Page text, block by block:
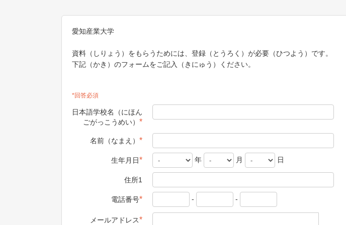
愛知産業大学
資料（しりょう）をもらうためには、登録（とうろく）が必要（ひつよう）です。
下記（かき）のフォームをご記入（きにゅう）ください。
*回答必須
日本語学校名（にほん
ごがっこうめい） *
名前（なまえ） *
生年月日* 年 月 日
住所1
電話番号* - -
メールアドレス*